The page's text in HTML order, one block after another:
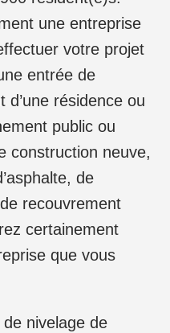
une entreprise
votre projet
entrée de
d’une résidence ou
public ou
construction neuve,
de
recouvrement
certainement
que vous
nivelage de